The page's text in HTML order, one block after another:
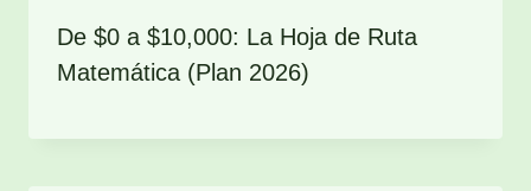
De $0 a $10,000: La Hoja de Ruta
Matemática (Plan 2026)